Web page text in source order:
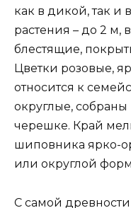
как в дикой, так и
растения – до 2 м,
блестящие,
Цветки розовые,
относится к
округлые,
черешке. Край
шиповника ярко-
или округлой
С самой древности